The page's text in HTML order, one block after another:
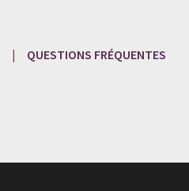
| QUESTIONS FRÉQUENTES